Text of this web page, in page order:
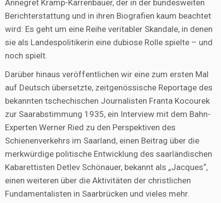
Annegret Kramp-Karrenbauer, der in der bundesweiten
Berichterstattung und in ihren Biografien kaum beachtet
wird: Es geht um eine Reihe veritabler Skandale, in denen
sie als Landespolitikerin eine dubiose Rolle spielte – und
noch spielt.
Darüber hinaus veröffentlichen wir eine zum ersten Mal
auf Deutsch übersetzte, zeitgenössische Reportage des
bekannten tschechischen Journalisten Franta Kocourek
zur Saarabstimmung 1935, ein Interview mit dem Bahn-
Experten Werner Ried zu den Perspektiven des
Schienenverkehrs im Saarland, einen Beitrag über die
merkwürdige politische Entwicklung des saarländischen
Kabarettisten Detlev Schönauer, bekannt als „Jacques“,
einen weiteren über die Aktivitäten der christlichen
Fundamentalisten in Saarbrücken und vieles mehr.